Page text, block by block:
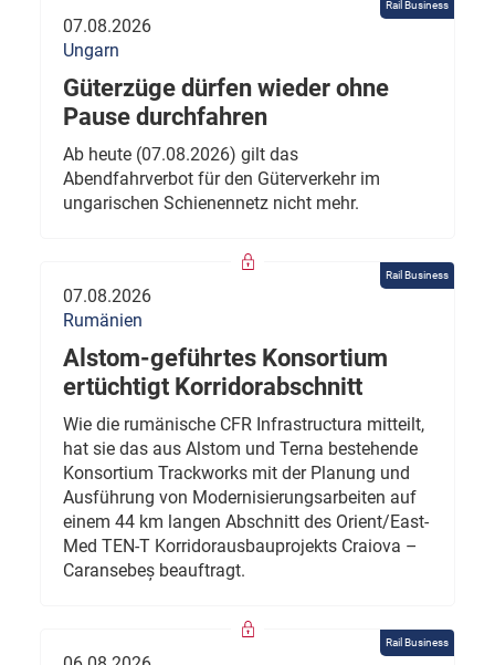
Rail Business
07.08.2026
Ungarn
Güterzüge dürfen wieder ohne
Pause durchfahren
Ab heute (07.08.2026) gilt das
Abendfahrverbot für den Güterverkehr im
ungarischen Schienennetz nicht mehr.
Rail Business
07.08.2026
Rumänien
Alstom-geführtes Konsortium
ertüchtigt Korridorabschnitt
Wie die rumänische CFR Infrastructura mitteilt,
hat sie das aus Alstom und Terna bestehende
Konsortium Trackworks mit der Planung und
Ausführung von Modernisierungsarbeiten auf
einem 44 km langen Abschnitt des Orient/East-
Med TEN-T Korridorausbauprojekts Craiova –
Caransebeș beauftragt.
Rail Business